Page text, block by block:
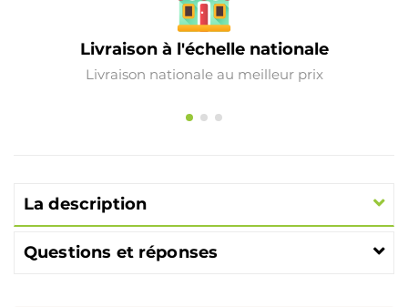
Livraison à l'échelle nationale
Livraison nationale au meilleur prix
La description
Questions et réponses